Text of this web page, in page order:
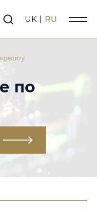
UK RU
по